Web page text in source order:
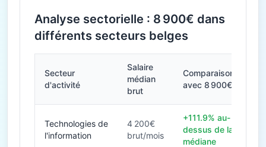
Analyse sectorielle : 8 900€ dans
différents secteurs belges
Secteur
d'activité
Salaire
médian
brut
Comparaison
avec 8 900€
Technologies de
l'information
4 200€
brut/mois
+111.9% au-
dessus de la
médiane